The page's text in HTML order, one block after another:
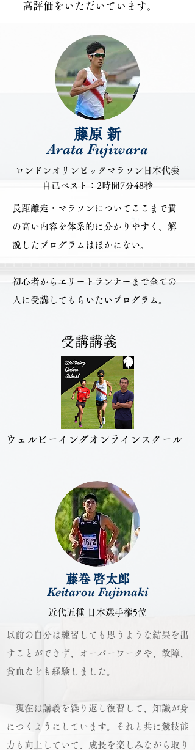
​高評価をいただいています。
藤原 新
Arata Fujiwara
ロンドンオリンピックマラソン日本代表
​自己ベスト：2時間7分48秒
長距離走・マラソンについてここまで質
の高い内容を体系的に分かりやすく、解
説したプログラムはほかにない。
初心者からエリートランナーまで全ての
人に受講してもらいたいプログラム。
​受講講義
​ウェルビーイングオンラインスクール
藤巻 啓太郎
Keitarou Fujimaki
近代五種 日本選手権5位
以前の自分は練習しても思うような結果を出
すことができず、オーバーワークや、故障、
貧血なども経験しました。
現在は講義を繰り返し復習して、知識が身
につくようにしています。それと共に競技能
力も向上していて、成長を楽しみながら取り